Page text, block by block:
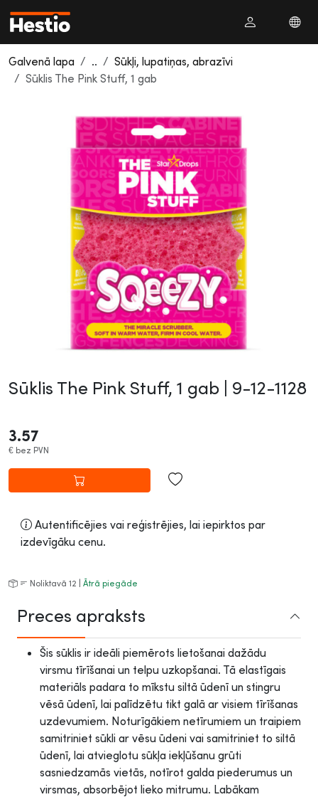
Galvenā lapa ..
Sūkļi, lupatiņas, abrazīvi
Sūklis The Pink Stuff, 1 gab
Sūklis The Pink Stuff, 1 gab | 9-12-1128
3.57
€ bez PVN
Autentificējies vai reģistrējies, lai iepirktos par
izdevīgāku cenu.
Noliktavā 12 | Ātrā piegāde
Preces apraksts
Šis sūklis ir ideāli piemērots lietošanai dažādu
virsmu tīrīšanai un telpu uzkopšanai. Tā elastīgais
materiāls padara to mīkstu siltā ūdenī un stingru
vēsā ūdenī, lai palīdzētu tikt galā ar visiem tīrīšanas
uzdevumiem. Noturīgākiem netīrumiem un traipiem
samitriniet sūkli ar vēsu ūdeni vai samitriniet to siltā
ūdenī, lai atvieglotu sūkļa iekļūšanu grūti
sasniedzamās vietās, notīrot galda piederumus un
virsmas, absorbējot lieko mitrumu. Labākam